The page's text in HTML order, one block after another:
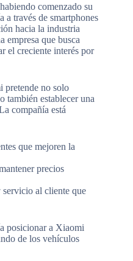
comenzado su
a través de smartphones
hacia la industria
empresa que busca
el creciente interés por
pretende no solo
también establecer una
compañía está
que mejoren la
precios
al cliente que
posicionar a Xiaomi
de los vehículos